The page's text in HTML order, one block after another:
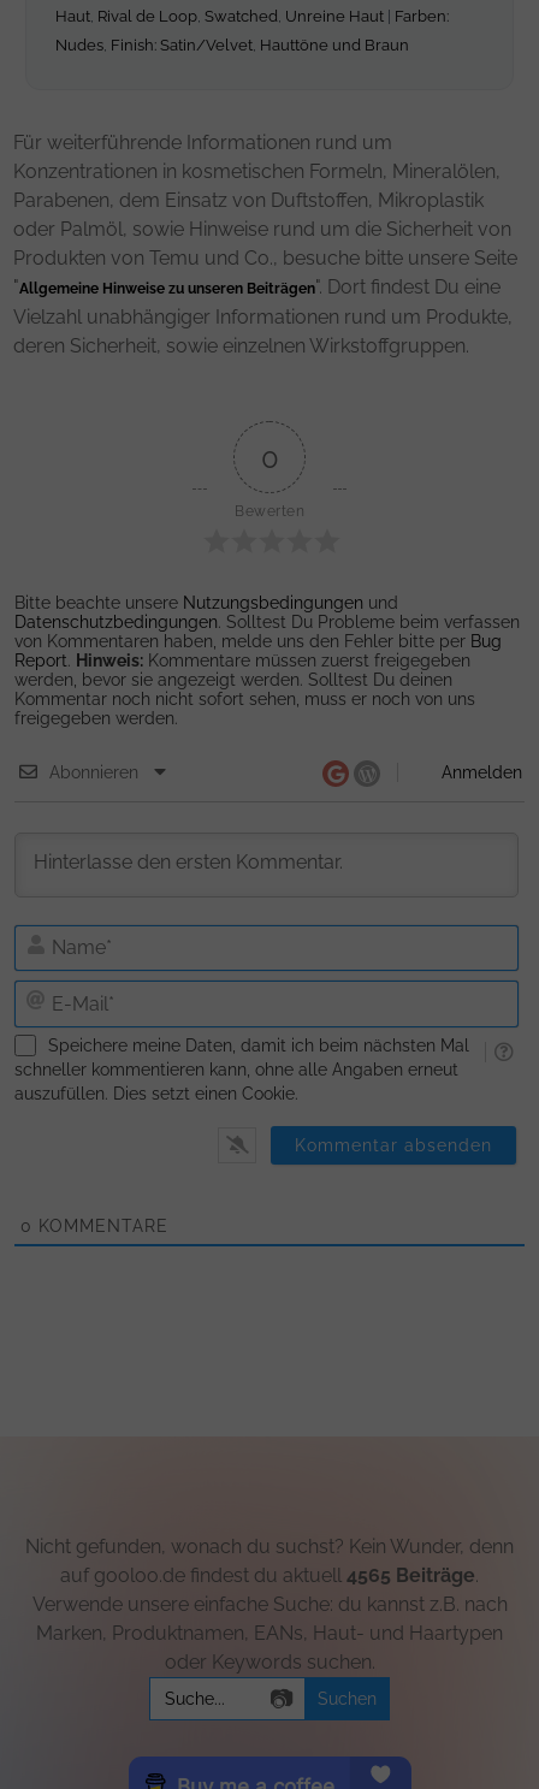
Haut, Rival de Loop,Swatched, Unreine Haut
Farben:
Nudes, Finish: Satin/Velvet, Hauttöne und Braun
Für weiterführende Informationen rund um
Konzentrationen in kosmetischen Formeln, Mineralölen,
Parabenen, dem Einsatz von Duftstoffen, Mikroplastik
oder Palmöl, sowie Hinweise rund um die Sicherheit von
Produkten von Temu und Co., besuche bitte unsere Seite
"Allgemeine Hinweise zu unseren Beiträgen". Dort findest Du eine
Vielzahl unabhängiger Informationen rund um Produkte,
deren Sicherheit, sowie einzelnen Wirkstoffgruppen.
0
Bewerten
Bitte beachte unsere Nutzungsbedingungen und
Datenschutzbedingungen. Solltest Du Probleme beim verfassen
von Kommentaren haben, melde uns den Fehler bitte per Bug
Report. Hinweis: Kommentare müssen zuerst freigegeben
werden, bevor sie angezeigt werden. Solltest Du deinen
Kommentar noch nicht sofort sehen, muss er noch von uns
freigegeben werden.
Abonnieren Anmelden
Speichere meine Daten, damit ich beim nächsten Mal
schneller kommentieren kann, ohne alle Angaben erneut
auszufüllen. Dies setzt einen Cookie.
0 KOMMENTARE
Nicht gefunden, wonach du suchst? Kein Wunder, denn
auf gooloo.de findest du aktuell 4565 Beiträge.
Verwende unsere einfache Suche: du kannst z.B. nach
Marken, Produktnamen, EANs, Haut- und Haartypen
oder Keywords suchen.
Search
for:
📷